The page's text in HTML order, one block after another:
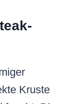
Kruste